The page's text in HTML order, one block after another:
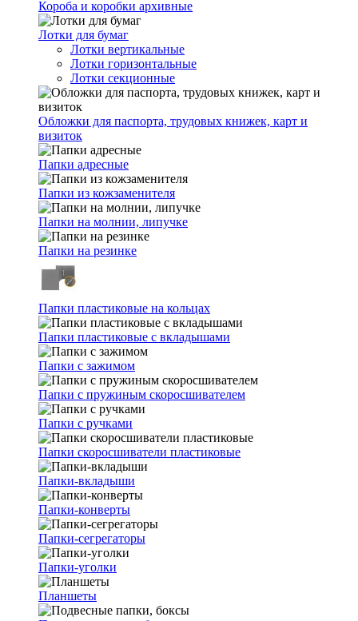
Короба и коробки архивные
Лотки для бумаг
Лотки вертикальные
Лотки горизонтальные
Лотки секционные
Обложки для паспорта, трудовых книжек, карт и
визиток
Папки адресные
Папки из кожзаменителя
Папки на молнии, липучке
Папки на резинке
Папки пластиковые на кольцах
Папки пластиковые с вкладышами
Папки с зажимом
Папки с пружиным скоросшивателем
Папки с ручками
Папки скоросшиватели пластиковые
Папки-вкладыши
Папки-конверты
Папки-сегрегаторы
Папки-уголки
Планшеты